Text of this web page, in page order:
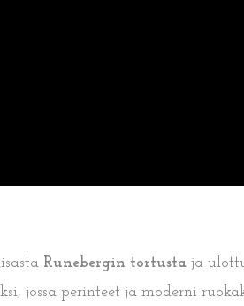
Runebergin tortusta ja
jossa perinteet ja moderni